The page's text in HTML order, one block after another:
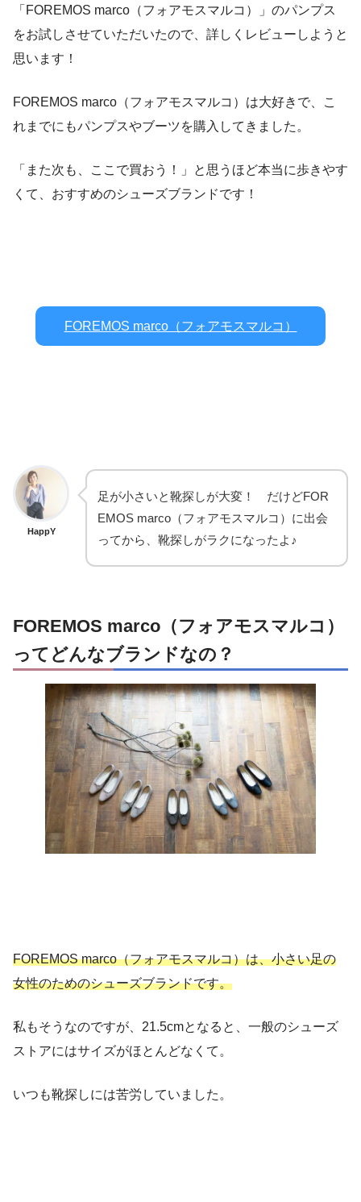
「FOREMOS marco（フォアモスマルコ）」のパンプス
をお試しさせていただいたので、詳しくレビューしようと
思います！
FOREMOS marco（フォアモスマルコ）は大好きで、こ
れまでにもパンプスやブーツを購入してきました。
「また次も、ここで買おう！」と思うほど本当に歩きやす
くて、おすすめのシューズブランドです！
FOREMOS marco（フォアモスマルコ）
HappY
足が小さいと靴探しが大変！ だけどFOR
EMOS marco（フォアモスマルコ）に出会
ってから、靴探しがラクになったよ♪
FOREMOS marco（フォアモスマルコ）
ってどんなブランドなの？
FOREMOS marco（フォアモスマルコ）は、小さい足の
女性のためのシューズブランドです。
私もそうなのですが、21.5cmとなると、一般のシューズ
ストアにはサイズがほとんどなくて。
いつも靴探しには苦労していました。